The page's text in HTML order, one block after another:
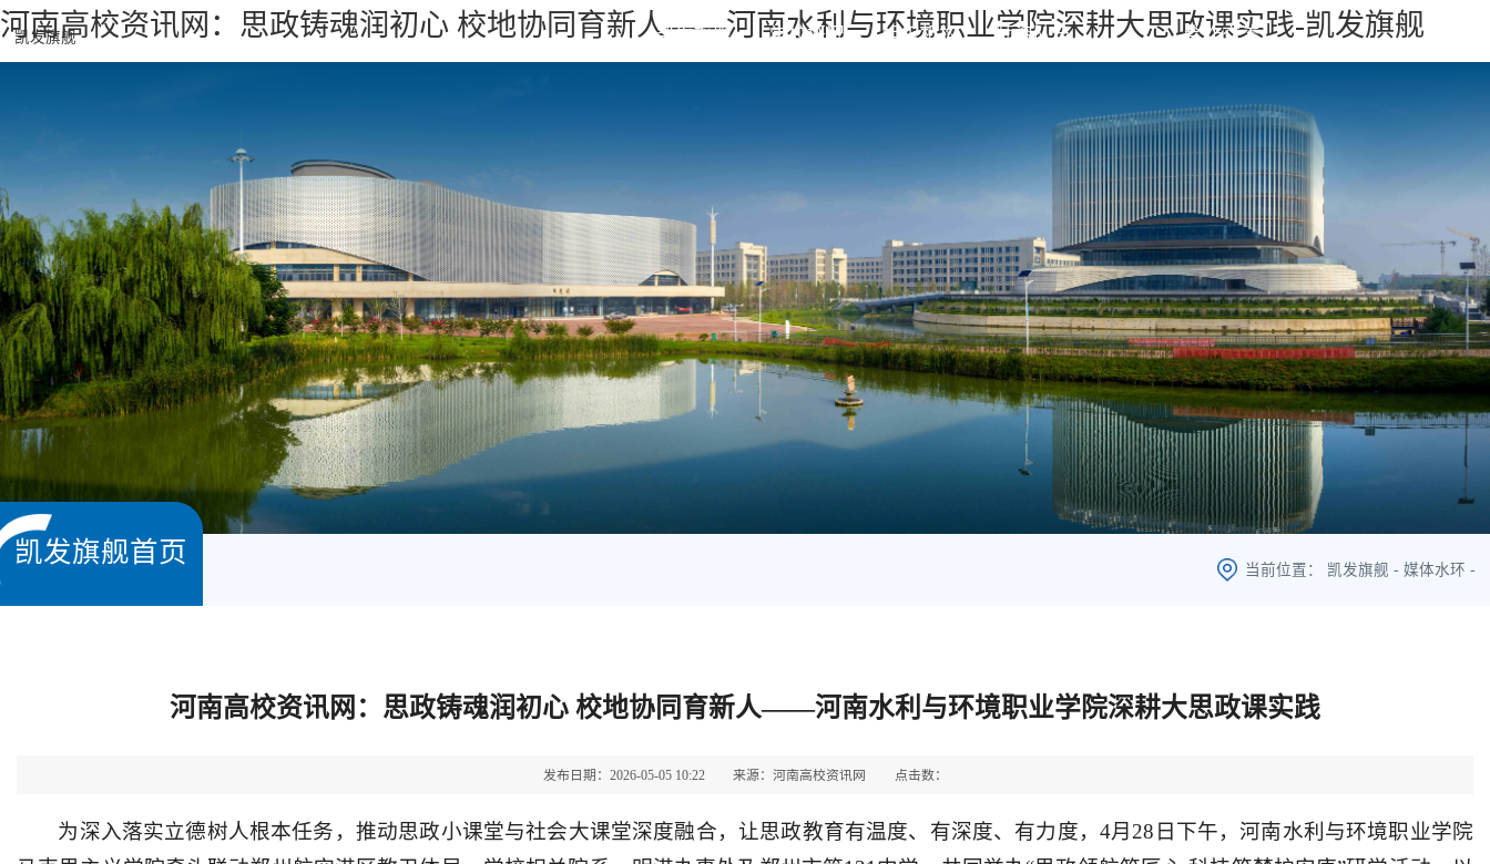
河南高校资讯网：思政铸魂润初心 校地协同育新人——河南水利与环境职业学院深耕大思政课实践-凯发旗舰
凯发旗舰 凯发旗舰 学校概况 组织机构 师资队伍 合作交流
凯发旗舰首页
当前位置： 凯发旗舰 -媒体水环 -
河南高校资讯网：思政铸魂润初心 校地协同育新人——河南水利与环境职业学院深耕大思政课实践
发布日期：2026-05-05 10:22 来源：河南高校资讯网 点击数：
为深入落实立德树人根本任务，推动思政小课堂与社会大课堂深度融合，让思政教育有温度、有深度、有力度，4月28日下午，河南水利与环境职业学院